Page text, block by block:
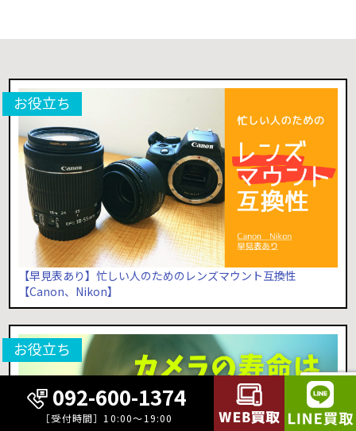
【早見表あり】忙しい人のためのレンズマウント互換性
【Canon、Nikon】
092-600-1374
［受付時間］10:00～19:00